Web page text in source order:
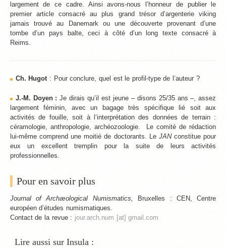
largement de ce cadre. Ainsi avons-nous l’honneur de publier le
premier article consacré au plus grand trésor d’argenterie viking
jamais trouvé au Danemark ou une découverte provenant d’une
tombe d’un pays balte, ceci à côté d’un long texte consacré à
Reims.
Ch. Hugot: Pour conclure, quel est le profil-type de l’auteur ?
J.-M. Doyen : Je dirais qu’il est jeune – disons 25/35 ans ‒, assez
largement féminin, avec un bagage très spécifique lié soit aux
activités de fouille, soit à l’interprétation des données de terrain :
céramologie, anthropologie, archéozoologie. Le comité de rédaction
lui-même comprend une moitié de doctorants. Le JANconstitue pour
eux un excellent tremplin pour la suite de leurs activités
professionnelles.
Pour en savoir plus
Journal of Archæological Numismatics,
Bruxelles : CEN, Centre
européen d’études numismatiques.
Contact de la revue : jour.arch.num [at] gmail.com
Lire aussi sur Insula :